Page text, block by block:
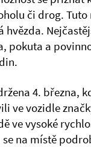
či drog.
hvězda.
pokuta a
4. března,
ve vozidle
ve vysoké
na místě